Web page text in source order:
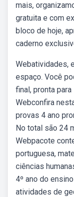
mais,
gratuita e com
bloco de hoje,
caderno
Webatividades,
espaço. Você
final, pronta
Webconfira
provas 4 ano
No total são 24
Webpacote
portuguesa,
ciências
4º ano do
atividades de